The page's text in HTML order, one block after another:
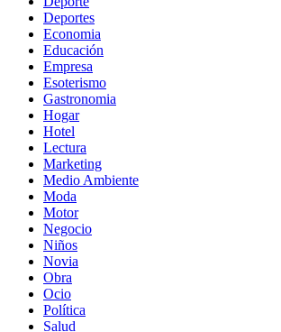
Deportes
Economia
Educación
Empresa
Esoterismo
Gastronomia
Hogar
Hotel
Lectura
Marketing
Medio Ambiente
Moda
Motor
Negocio
Niños
Novia
Obra
Ocio
Política
Salud